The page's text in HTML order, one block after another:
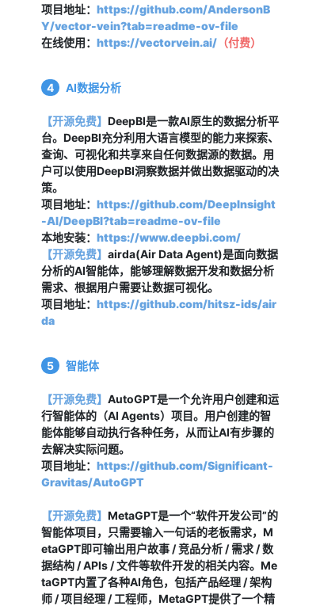
项目地址： https://github.com/AndersonB
Y/vector-vein?tab=readme-ov-file
在线使用： https://vectorvein.ai/ （付费）
4 AI数据分析
【开源免费】 DeepBI是一款AI原生的数据分析平
台。DeepBI充分利用大语言模型的能力来探索、
查询、可视化和共享来自任何数据源的数据。用
户可以使用DeepBI洞察数据并做出数据驱动的决
策。
项目地址： https://github.com/DeepInsight
-AI/DeepBI?tab=readme-ov-file
本地安装： https://www.deepbi.com/
【开源免费】 airda(Air Data Agent)是面向数据
分析的AI智能体，能够理解数据开发和数据分析
需求、根据用户需要让数据可视化。
项目地址： https://github.com/hitsz-ids/air
da
5 智能体
【开源免费】 AutoGPT是一个允许用户创建和运
行智能体的（AI Agents）项目。用户创建的智
能体能够自动执行各种任务，从而让AI有步骤的
去解决实际问题。
项目地址： https://github.com/Significant-
Gravitas/AutoGPT
【开源免费】 MetaGPT是一个“软件开发公司”的
智能体项目，只需要输入一句话的老板需求，M
etaGPT即可输出用户故事 / 竞品分析 / 需求 / 数
据结构 / APIs / 文件等软件开发的相关内容。Me
taGPT内置了各种AI角色，包括产品经理 / 架构
师 / 项目经理 / 工程师，MetaGPT提供了一个精